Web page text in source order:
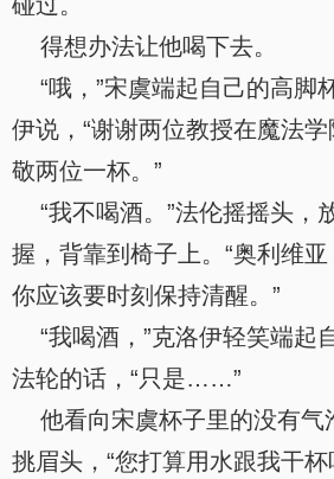
得想办法让他喝下去。
“哦，”宋虞端起自己的高脚
伊说，“谢谢两位教授在魔法
敬两位一杯。”
“我不喝酒。”法伦摇摇头，
握，背靠到椅子上。“奥利维亚
你应该要时刻保持清醒。”
“我喝酒，”克洛伊轻笑端起
法轮的话，“只是……”
他看向宋虞杯子里的没有气
挑眉头，“您打算用水跟我干